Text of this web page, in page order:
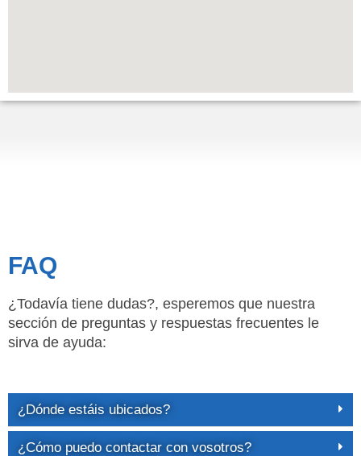
FAQ
¿Todavía tiene dudas?, esperemos que nuestra
sección de preguntas y respuestas frecuentes le
sirva de ayuda:
¿Dónde estáis ubicados?
¿Cómo puedo contactar con vosotros?